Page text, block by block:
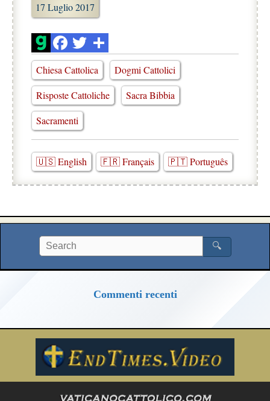
17 Luglio 2017
Chiesa Cattolica
Dogmi Cattolici
Risposte Cattoliche
Sacra Bibbia
Sacramenti
🇺🇸 English 🇫🇷 Français 🇵🇹 Português
🔍
Commenti recenti